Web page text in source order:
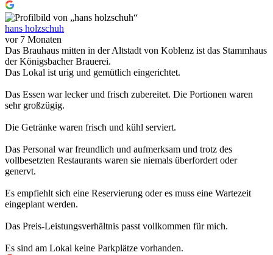
hans holzschuh
vor 7 Monaten
Das Brauhaus mitten in der Altstadt von Koblenz ist das Stammhaus
der Königsbacher Brauerei.
Das Lokal ist urig und gemütlich eingerichtet.
Das Essen war lecker und frisch zubereitet. Die Portionen waren
sehr großzügig.
Die Getränke waren frisch und kühl serviert.
Das Personal war freundlich und aufmerksam und trotz des
vollbesetzten Restaurants waren sie niemals überfordert oder
genervt.
Es empfiehlt sich eine Reservierung oder es muss eine Wartezeit
eingeplant werden.
Das Preis-Leistungsverhältnis passt vollkommen für mich.
Es sind am Lokal keine Parkplätze vorhanden.